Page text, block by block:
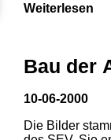
Weiterlesen
Bau der
10-06-2000
Die Bilder